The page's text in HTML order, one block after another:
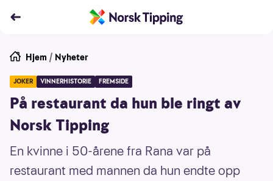
Hjem / Nyheter
JOKER VINNERHISTORIE FREMSIDE
På restaurant da hun ble ringt av
Norsk Tipping
En kvinne i 50-årene fra Rana var på
restaurant med mannen da hun endte opp